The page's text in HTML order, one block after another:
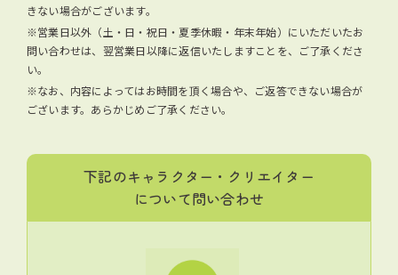
きない場合がございます。
※営業日以外（土・日・祝日・夏季休暇・年末年始）にいただいたお
問い合わせは、翌営業日以降に返信いたしますことを、ご了承くださ
い。
※なお、内容によってはお時間を頂く場合や、ご返答できない場合が
ございます。あらかじめご了承ください。
下記のキャラクター・クリエイター
について問い合わせ